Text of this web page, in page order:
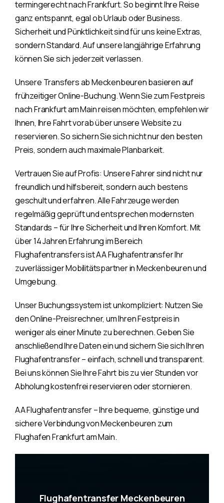
termingerecht nach Frankfurt. So beginnt Ihre Reise
ganz entspannt, egal ob Urlaub oder Business.
Sicherheit und Pünktlichkeit sind für uns keine Extras,
sondern Standard. Auf unsere langjährige Erfahrung
können Sie sich jederzeit verlassen.
Unsere Transfers ab Meckenbeuren basieren auf
frühzeitiger Online-Buchung. Wenn Sie zum Festpreis
nach Frankfurt am Main reisen möchten, empfehlen wir
Ihnen, Ihre Fahrt vorab über unsere Website zu
reservieren. So sichern Sie sich nicht nur den besten
Preis, sondern auch maximale Planbarkeit.
Vertrauen Sie auf Profis: Unsere Fahrer sind nicht nur
freundlich und hilfsbereit, sondern auch bestens
geschult und erfahren. Alle Fahrzeuge werden
regelmäßig geprüft und entsprechen modernsten
Standards – für Ihre Sicherheit und Ihren Komfort. Mit
über 14 Jahren Erfahrung im Bereich
Flughafentransfers ist AA Flughafentransfer Ihr
zuverlässiger Mobilitätspartner in Meckenbeuren und
Umgebung.
Unser Buchungssystem ist unkompliziert: Nutzen Sie
den Online-Preisrechner, um Ihren Festpreis in
weniger als einer Minute zu berechnen. Geben Sie
anschließend Ihre Daten ein und sichern Sie sich Ihren
Flughafentransfer – einfach, schnell und transparent.
Bei uns können Sie Ihre Fahrt bis zu vier Stunden vor
Abholung kostenfrei reservieren oder stornieren.
AA Flughafentransfer – Ihre bequeme, günstige und
sichere Verbindung von Meckenbeuren zum
Flughafen Frankfurt am Main.
Flughafentransfer Meckenbeuren